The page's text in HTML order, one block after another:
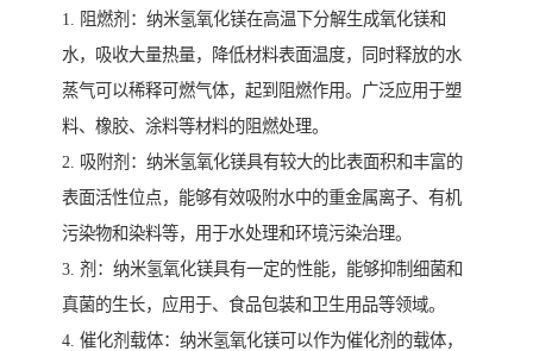
1. 阻燃剂：纳米氢氧化镁在高温下分解生成氧化镁和
水，吸收大量热量，降低材料表面温度，同时释放的水
蒸气可以稀释可燃气体，起到阻燃作用。广泛应用于塑
料、橡胶、涂料等材料的阻燃处理。
2. 吸附剂：纳米氢氧化镁具有较大的比表面积和丰富的
表面活性位点，能够有效吸附水中的重金属离子、有机
污染物和染料等，用于水处理和环境污染治理。
3. 剂：纳米氢氧化镁具有一定的性能，能够抑制细菌和
真菌的生长，应用于、食品包装和卫生用品等领域。
4. 催化剂载体：纳米氢氧化镁可以作为催化剂的载体，